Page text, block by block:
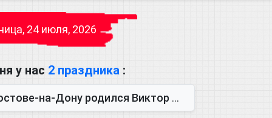
24 июля, 2026
у нас 2 праздника :
Виктор Михайлович Глушков. Под руководством Виктора Михайло...